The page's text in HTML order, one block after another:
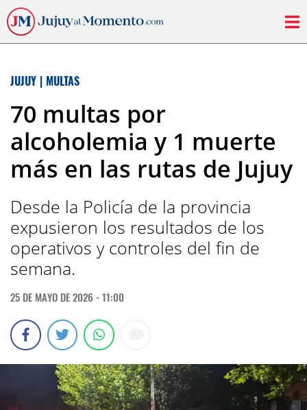
JUJUY | MULTAS
70 multas por
alcoholemia y 1 muerte
más en las rutas de Jujuy
Desde la Policía de la provincia
expusieron los resultados de los
operativos y controles del fin de
semana.
25 DE MAYO DE 2026 - 11:00